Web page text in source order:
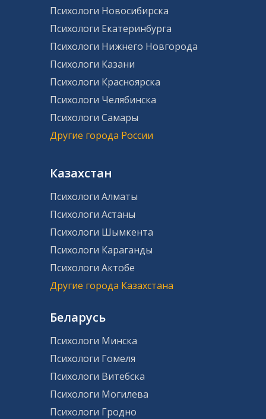
Психологи Новосибирска
Психологи Екатеринбурга
Психологи Нижнего Новгорода
Психологи Казани
Психологи Красноярска
Психологи Челябинска
Психологи Самары
Другие города России
Казахстан
Психологи Алматы
Психологи Астаны
Психологи Шымкента
Психологи Караганды
Психологи Актобе
Другие города Казахстана
Беларусь
Психологи Минска
Психологи Гомеля
Психологи Витебска
Психологи Могилева
Психологи Гродно